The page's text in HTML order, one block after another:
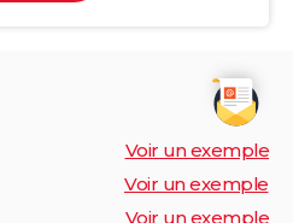
Voir un exemple
Voir un exemple
Voir un exemple